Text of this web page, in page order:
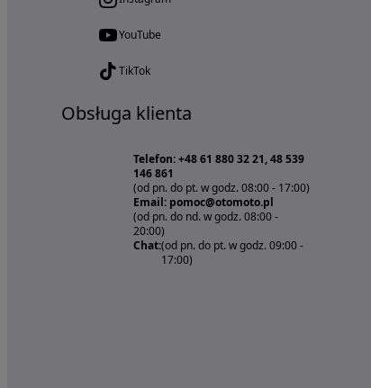
YouTube
TikTok
Obsługa klienta
Telefon: +48 61 880 32 21, 48 539
146 861
(od pn. do pt. w godz. 08:00 - 17:00)
Email: pomoc@otomoto.pl
(od pn. do nd. w godz. 08:00 -
20:00)
Chat:(od pn. do pt. w godz. 09:00 -
17:00)